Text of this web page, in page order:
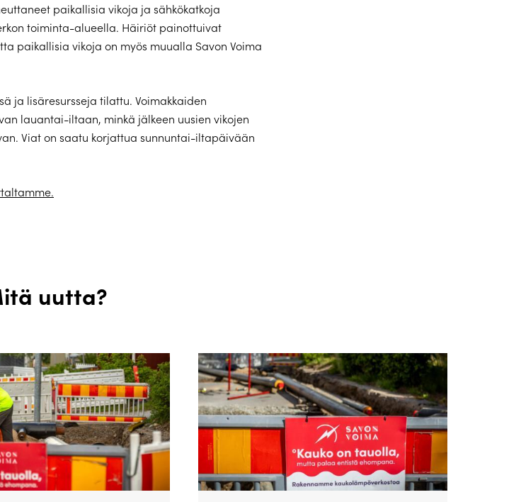
paikallisia vikoja ja sähkökatkoja
toiminta-alueella. Häiriöt painottuivat
paikallisia vikoja on myös muualla Savon Voima
ja lisäresursseja tilattu. Voimakkaiden
lauantai-iltaan, minkä jälkeen uusien vikojen
Viat on saatu korjattua sunnuntai-iltapäivään
uutta?